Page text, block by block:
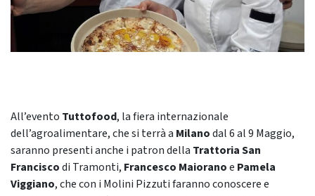
All’evento Tuttofood, la fiera internazionale
dell’agroalimentare, che si terrà a Milanodal 6 al 9 Maggio,
saranno presenti anche i patron della Trattoria San
Franciscodi Tramonti, Francesco Maioranoe Pamela
Viggiano, che con i Molini Pizzuti faranno conoscere e